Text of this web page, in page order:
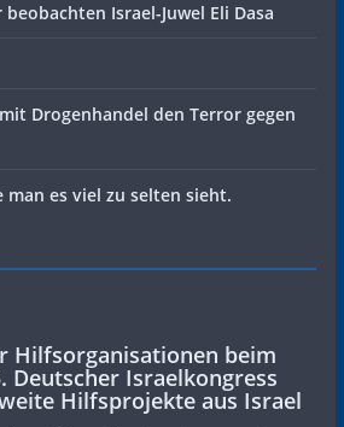
Israel-Juwel Eli Dasa
Drogenhandel den Terror gegen
man es viel zu selten sieht.
Hilfsorganisationen beim
Deutscher Israelkongress
Hilfsprojekte aus Israel